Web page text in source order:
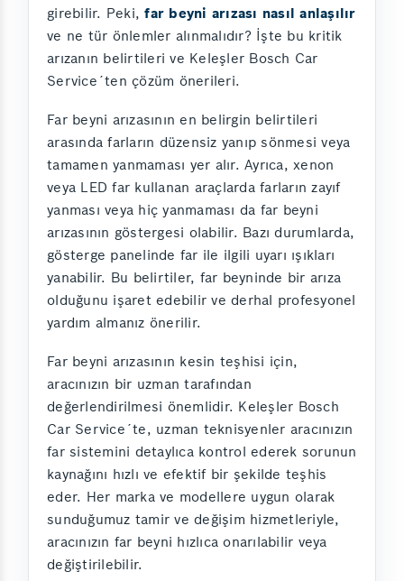
girebilir. Peki,far beyni arızası nasıl anlaşılır
ve ne tür önlemler alınmalıdır? İşte bu kritik
arızanın belirtileri ve Keleşler Bosch Car
Service´ten çözüm önerileri.
Far beyni arızasının en belirgin belirtileri
arasında farların düzensiz yanıp sönmesi veya
tamamen yanmaması yer alır. Ayrıca, xenon
veya LED far kullanan araçlarda farların zayıf
yanması veya hiç yanmaması da far beyni
arızasının göstergesi olabilir. Bazı durumlarda,
gösterge panelinde far ile ilgili uyarı ışıkları
yanabilir. Bu belirtiler, far beyninde bir arıza
olduğunu işaret edebilir ve derhal profesyonel
yardım almanız önerilir.
Far beyni arızasının kesin teşhisi için,
aracınızın bir uzman tarafından
değerlendirilmesi önemlidir. Keleşler Bosch
Car Service´te, uzman teknisyenler aracınızın
far sistemini detaylıca kontrol ederek sorunun
kaynağını hızlı ve efektif bir şekilde teşhis
eder. Her marka ve modellere uygun olarak
sunduğumuz tamir ve değişim hizmetleriyle,
aracınızın far beyni hızlıca onarılabilir veya
değiştirilebilir.